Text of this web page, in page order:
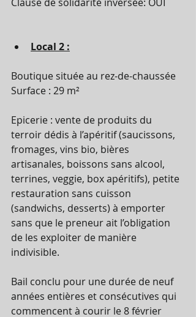
Local 2 :
Boutique située au rez-de-chaussée
Surface : 29 m²
Epicerie : vente de produits du
terroir dédis à l’apéritif (saucissons,
fromages, vins bio, bières
artisanales, boissons sans alcool,
terrines, veggie, box apéritifs), petite
restauration sans cuisson
(sandwichs, desserts) à emporter
sans que le preneur ait l’obligation
de les exploiter de manière
indivisible.
Bail conclu pour une durée de neuf
années entières et consécutives qui
commencent à courir le 8 février